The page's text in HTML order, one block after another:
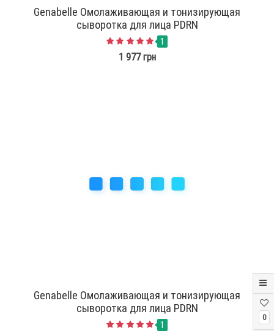
0
Genabelle Омолаживающая и тонизирующая
сыворотка для лица PDRN
1
1 977 грн
Genabelle Омолаживающая и тонизирующая
сыворотка для лица PDRN
1